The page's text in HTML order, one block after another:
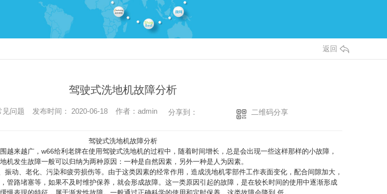
时事聚焦
其他
返回
驾驶式洗地机故障分析
见问题 发布时间： 2020-06-18 作者：admin 分享到： 二维码分享
驾驶式洗地机故障分析
来越广，w66给利老牌在使用驾驶式洗地机的过程中，随着时间增长，总是会出现一些这样那样的小故障，
机发生故障一般可以归纳为两种原因：一种是自然因素，另外一种是人为因素。
动、老化、污染和疲劳损伤等。由于这类因素的经常作用，造成洗地机零部件工作表面变化，配合间隙加大，
管路堵塞等，如果不及时维护保养，就会形成故障。这一类原因引起的故障，是在较长时间的使用中逐渐形成